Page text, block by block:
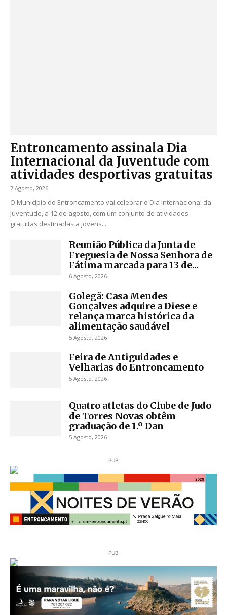
Entroncamento assinala Dia
Internacional da Juventude com
atividades desportivas gratuitas
7 Agosto, 2026
O Município do Entroncamento vai celebrar o Dia Internacional da
Juventude, a 12 de agosto, com um conjunto de atividades
gratuitas destinadas a jovens...
Reunião Pública da Junta de
Freguesia de Nossa Senhora de
Fátima marcada para 13 de...
6 Agosto, 2026
Golegã: Casa Mendes
Gonçalves adquire a Diese e
relança marca histórica da
alimentação saudável
5 Agosto, 2026
Feira de Antiguidades e
Velharias do Entroncamento
5 Agosto, 2026
Quatro atletas do Clube de Judo
de Torres Novas obtêm
graduação de 1.º Dan
5 Agosto, 2026
PUB
PUB